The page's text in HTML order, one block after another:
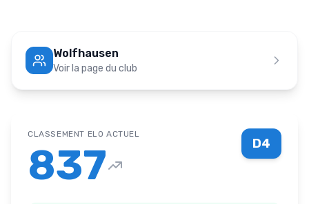
Wolfhausen
Voir la page du club
D4
CLASSEMENT ELO ACTUEL
837